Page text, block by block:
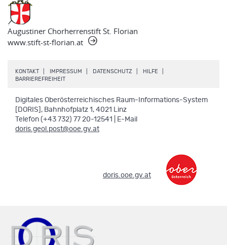
Augustiner Chorherrenstift St. Florian
www.stift-st-florian.at
KONTAKT IMPRESSUM DATENSCHUTZ HILFE
BARRIEREFREIHEIT.
Digitales Oberösterreichisches Raum-Informations-System
[DORIS], Bahnhofplatz 1, 4021 Linz
Telefon (+43 732) 77 20-12541 | E-Mail
doris.geol.post@ooe.gv.at
doris.ooe.gv.at.